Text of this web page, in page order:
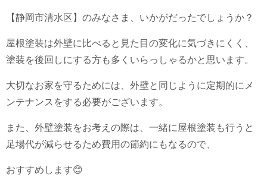
【静岡市清水区】のみなさま、いかがだったでしょうか？
屋根塗装は外壁に比べると見た目の変化に気づきにくく、
塗装を後回しにする方も多くいらっしゃるかと思います。
大切なお家を守るためには、外壁と同じように定期的にメ
ンテナンスをする必要がございます。
また、外壁塗装をお考えの際は、一緒に屋根塗装も行うと
足場代が減らせるため費用の節約にもなるので、
おすすめします😊